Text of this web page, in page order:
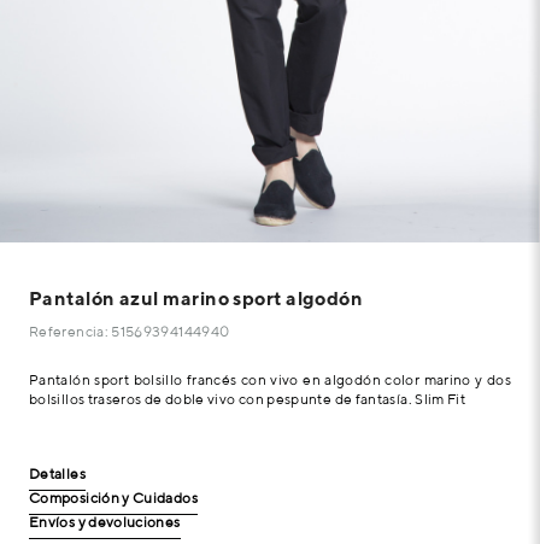
Pantalón azul marino sport algodón
Referencia: 51569394144940
Pantalón sport bolsillo francés con vivo en algodón color marino y dos
bolsillos traseros de doble vivo con pespunte de fantasía. Slim Fit
Detalles
Composición y Cuidados
Envíos y devoluciones